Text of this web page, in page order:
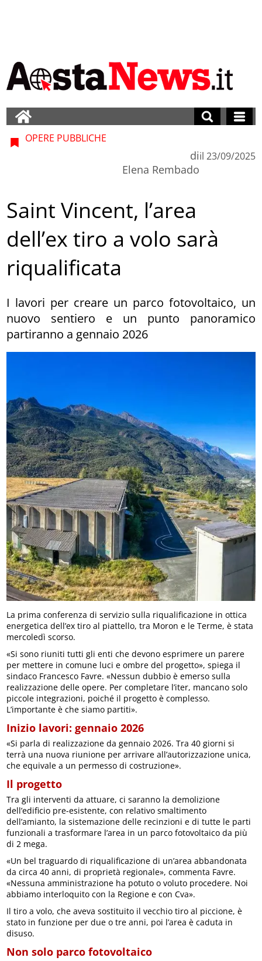
OPERE PUBBLICHE
di
Elena Rembado
il 23/09/2025
Saint Vincent, l’area
dell’ex tiro a volo sarà
riqualificata
I lavori per creare un parco fotovoltaico, un
nuovo sentiero e un punto panoramico
partiranno a gennaio 2026
La prima conferenza di servizio sulla riqualificazione in ottica
energetica dell’ex tiro al piattello, tra Moron e le Terme, è stata
mercoledì scorso.
«Si sono riuniti tutti gli enti che devono esprimere un parere
per mettere in comune luci e ombre del progetto», spiega il
sindaco Francesco Favre. «Nessun dubbio è emerso sulla
realizzazione delle opere. Per completare l’iter, mancano solo
piccole integrazioni, poiché il progetto è complesso.
L’importante è che siamo partiti».
Inizio lavori: gennaio 2026
«Si parla di realizzazione da gennaio 2026. Tra 40 giorni si
terrà una nuova riunione per arrivare all’autorizzazione unica,
che equivale a un permesso di costruzione».
Il progetto
Tra gli interventi da attuare, ci saranno la demolizione
dell’edificio pre-esistente, con relativo smaltimento
dell’amianto, la sistemazione delle recinzioni e di tutte le parti
funzionali a trasformare l’area in un parco fotovoltaico da più
di 2 mega.
«Un bel traguardo di riqualificazione di un’area abbandonata
da circa 40 anni, di proprietà regionale», commenta Favre.
«Nessuna amministrazione ha potuto o voluto procedere. Noi
abbiamo interloquito con la Regione e con Cva».
Il tiro a volo, che aveva sostituito il vecchio tiro al piccione, è
stato in funzione per due o tre anni, poi l’area è caduta in
disuso.
Non solo parco fotovoltaico